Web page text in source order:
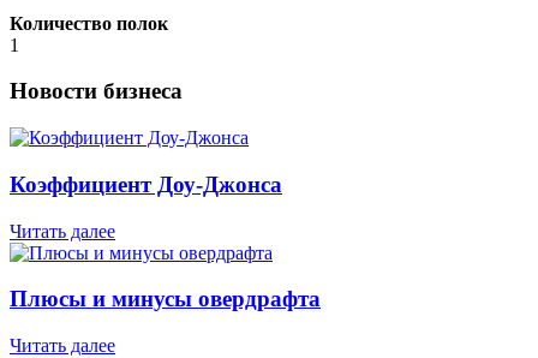
Количество полок
1
Новости бизнеса
Коэффициент Доу-Джонса
Читать далее
Плюсы и минусы овердрафта
Читать далее